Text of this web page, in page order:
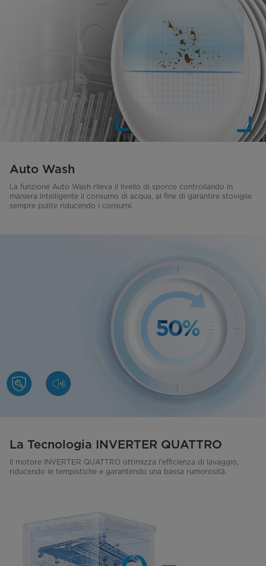
Auto Wash
La funzione Auto Wash rileva il livello di sporco controllando in
maniera intelligente il consumo di acqua, al fine di garantire stoviglie
sempre pulite riducendo i consumi.
La Tecnologia INVERTER QUATTRO
Il motore INVERTER QUATTRO ottimizza l'efficienza di lavaggio,
riducendo le tempistiche e garantendo una bassa rumorosità.